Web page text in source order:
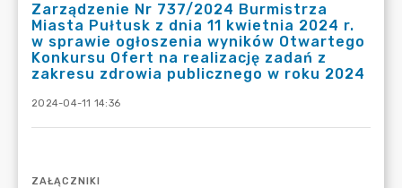
Zarządzenie Nr 737/2024 Burmistrza
Miasta Pułtusk z dnia 11 kwietnia 2024 r.
w sprawie ogłoszenia wyników Otwartego
Konkursu Ofert na realizację zadań z
zakresu zdrowia publicznego w roku 2024
2024-04-11 14:36
ZAŁĄCZNIKI